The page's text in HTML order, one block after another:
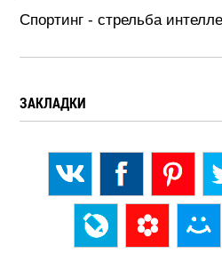
Спортинг - стрельба
ЗАКЛАДКИ